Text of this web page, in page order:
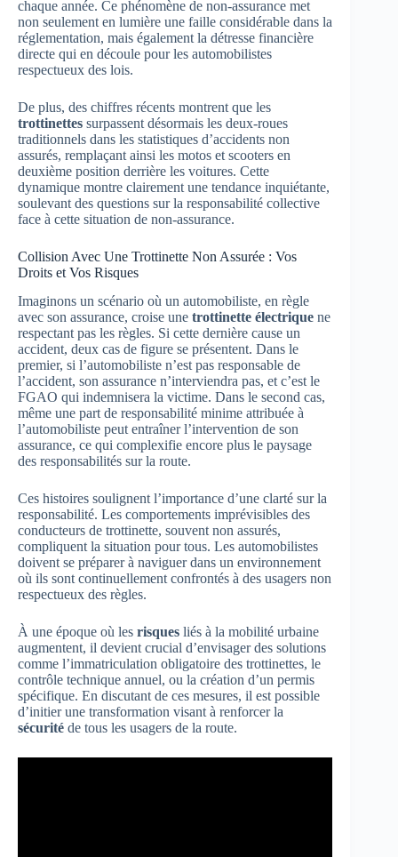
chaque année. Ce phénomène de non-assurance met
non seulement en lumière une faille considérable dans la
réglementation, mais également la détresse financière
directe qui en découle pour les automobilistes
respectueux des lois.
De plus, des chiffres récents montrent que les
trottinettes surpassent désormais les deux-roues
traditionnels dans les statistiques d’accidents non
assurés, remplaçant ainsi les motos et scooters en
deuxième position derrière les voitures. Cette
dynamique montre clairement une tendance inquiétante,
soulevant des questions sur la responsabilité collective
face à cette situation de non-assurance.
Collision Avec Une Trottinette Non Assurée : Vos
Droits et Vos Risques
Imaginons un scénario où un automobiliste, en règle
avec son assurance, croise une trottinette électrique ne
respectant pas les règles. Si cette dernière cause un
accident, deux cas de figure se présentent. Dans le
premier, si l’automobiliste n’est pas responsable de
l’accident, son assurance n’interviendra pas, et c’est le
FGAO qui indemnisera la victime. Dans le second cas,
même une part de responsabilité minime attribuée à
l’automobiliste peut entraîner l’intervention de son
assurance, ce qui complexifie encore plus le paysage
des responsabilités sur la route.
Ces histoires soulignent l’importance d’une clarté sur la
responsabilité. Les comportements imprévisibles des
conducteurs de trottinette, souvent non assurés,
compliquent la situation pour tous. Les automobilistes
doivent se préparer à naviguer dans un environnement
où ils sont continuellement confrontés à des usagers non
respectueux des règles.
À une époque où les risques liés à la mobilité urbaine
augmentent, il devient crucial d’envisager des solutions
comme l’immatriculation obligatoire des trottinettes, le
contrôle technique annuel, ou la création d’un permis
spécifique. En discutant de ces mesures, il est possible
d’initier une transformation visant à renforcer la
sécurité de tous les usagers de la route.